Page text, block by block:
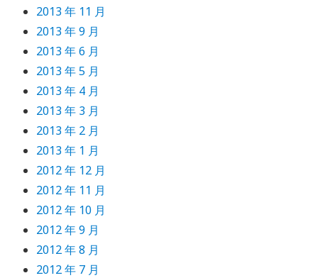
2013 年 11 月
2013 年 9 月
2013 年 6 月
2013 年 5 月
2013 年 4 月
2013 年 3 月
2013 年 2 月
2013 年 1 月
2012 年 12 月
2012 年 11 月
2012 年 10 月
2012 年 9 月
2012 年 8 月
2012 年 7 月